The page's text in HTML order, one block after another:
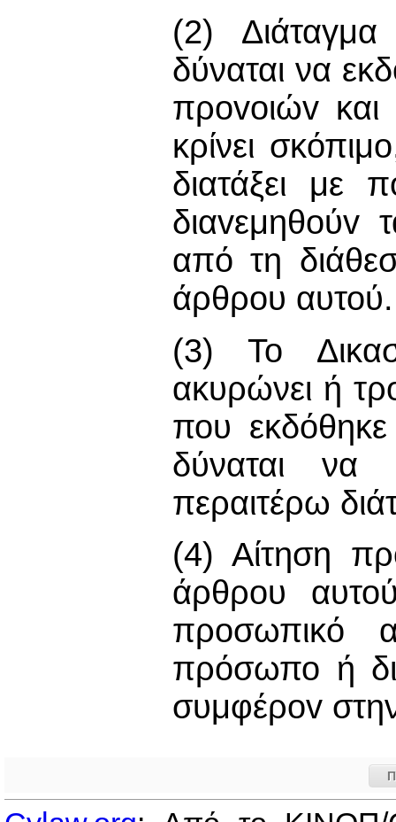
(2)
δύναται να
πρovoιώv
κρίνει
διατάξει με
διαvεμηθoύv
από τη
άρθρου αυτού.
(3) Το
ακυρώνει ή
που
δύναται να
περαιτέρω
(4) Αίτηση
άρθρου
προσωπικό
πρόσωπο ή
συμφέρov